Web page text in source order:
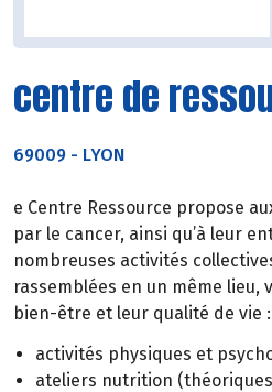
centre de
69009 - LYON
e Centre Ressource propose
par le cancer, ainsi qu’à leur
nombreuses activités
rassemblées en un même lieu,
bien-être et leur qualité de vie :
activités physiques et
ateliers nutrition